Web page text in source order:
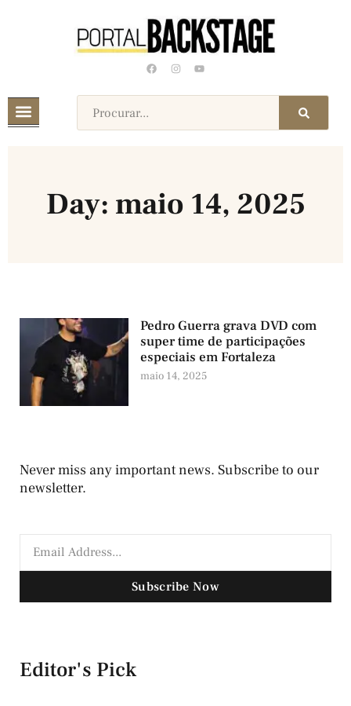
Day: maio 14, 2025
Pedro Guerra grava DVD com
super time de participações
especiais em Fortaleza
maio 14, 2025
Never miss any important news. Subscribe to our
newsletter.
Subscribe Now
Editor's Pick